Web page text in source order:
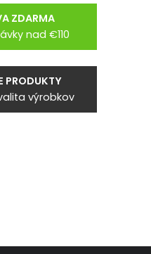
ZDARMA
nad €110
PRODUKTY
výrobkov